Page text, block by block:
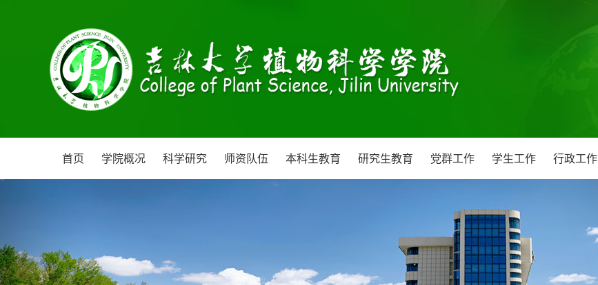
首页 学院概况 科学研究 师资队伍 本科生教育 研究生教育 党群工作 学生工作 行政工作